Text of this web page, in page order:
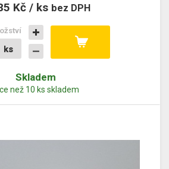
Kč / ks bez DPH
ks
ks
Skladem
než 10 ks skladem